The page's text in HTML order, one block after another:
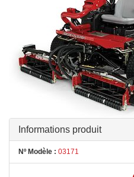
Informations produit
Nº Modèle : 03171